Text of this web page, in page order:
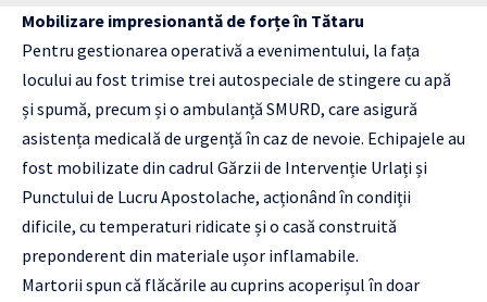
Mobilizare impresionantă de forțe în Tătaru
Pentru gestionarea operativă a evenimentului, la fața
locului au fost trimise trei autospeciale de stingere cu apă
și spumă, precum și o ambulanță SMURD, care asigură
asistența medicală de urgență în caz de nevoie. Echipajele au
fost mobilizate din cadrul Gărzii de Intervenție Urlați și
Punctului de Lucru Apostolache, acționând în condiții
dificile, cu temperaturi ridicate și o casă construită
preponderent din materiale ușor inflamabile.
Martorii spun că flăcările au cuprins acoperișul în doar